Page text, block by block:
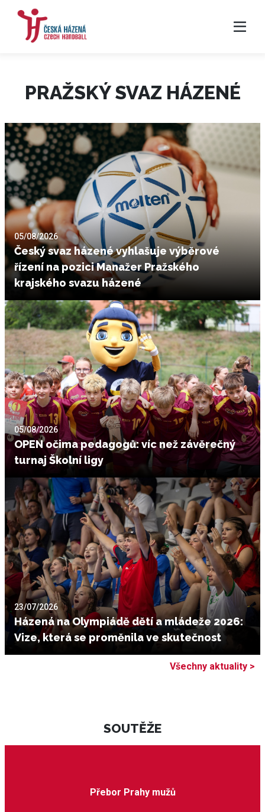
PRAŽSKÝ SVAZ HÁZENÉ
05/08/2026
Český svaz házené vyhlašuje výběrové
řízení na pozici Manažer Pražského
krajského svazu házené
05/08/2026
OPEN očima pedagogů: víc než závěrečný
turnaj Školní ligy
23/07/2026
Házená na Olympiádě dětí a mládeže 2026:
Vize, která se proměnila ve skutečnost
Všechny aktuality >
SOUTĚŽE
Přebor Prahy mužů